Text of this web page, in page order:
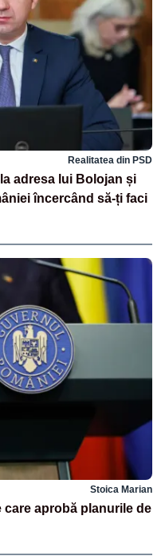
Realitatea din PSD
adresa lui Bolojan și
încercând să-ți faci
Stoica Marian
aprobă planurile de